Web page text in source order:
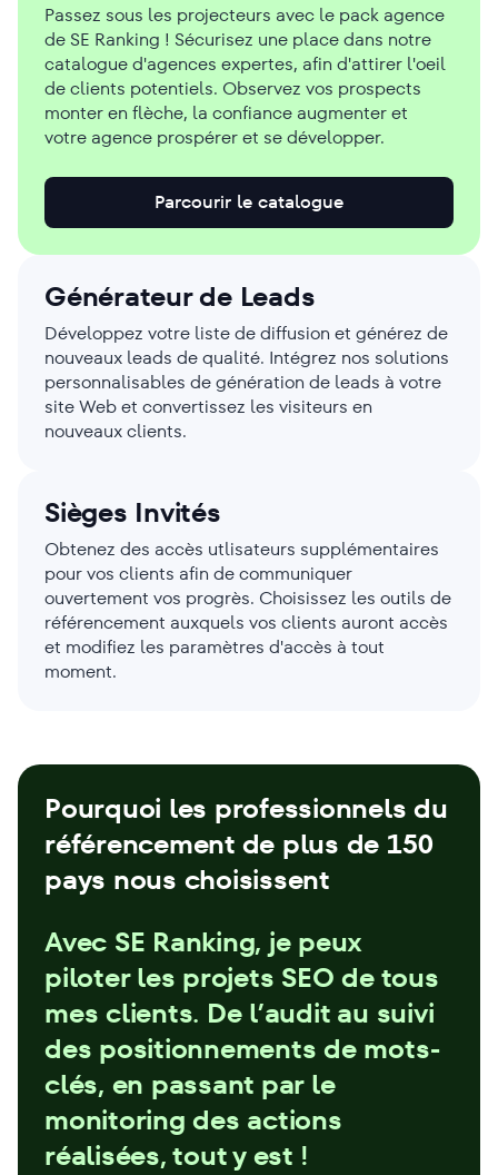
Passez sous les projecteurs avec le pack agence
de SE Ranking ! Sécurisez une place dans notre
catalogue d'agences expertes, afin d'attirer l'oeil
de clients potentiels. Observez vos prospects
monter en flèche, la confiance augmenter et
votre agence prospérer et se développer.
Parcourir le catalogue
Générateur de Leads
Développez votre liste de diffusion et générez de
nouveaux leads de qualité. Intégrez nos solutions
personnalisables de génération de leads à votre
site Web et convertissez les visiteurs en
nouveaux clients.
Sièges Invités
Obtenez des accès utlisateurs supplémentaires
pour vos clients afin de communiquer
ouvertement vos progrès. Choisissez les outils de
référencement auxquels vos clients auront accès
et modifiez les paramètres d'accès à tout
moment.
Pourquoi les professionnels du
référencement de plus de 150
pays nous choisissent
Avec SE Ranking, je peux
piloter les projets SEO de tous
mes clients. De l’audit au suivi
des positionnements de mots-
clés, en passant par le
monitoring des actions
réalisées, tout y est !